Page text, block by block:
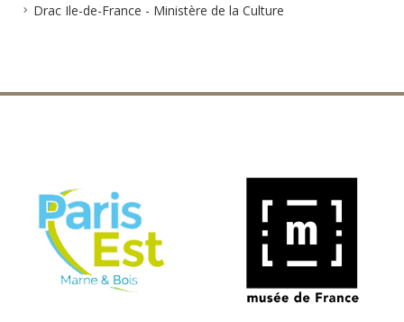
Drac Ile-de-France - Ministère de la Culture